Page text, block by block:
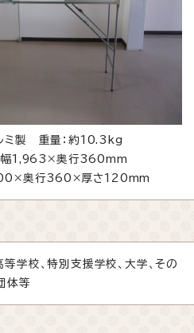
ルミ製 重量：約10.3kg
幅1,963×奥行360mm
奥行360×厚さ120mm
学校、特別支援学校、大学、その
体等